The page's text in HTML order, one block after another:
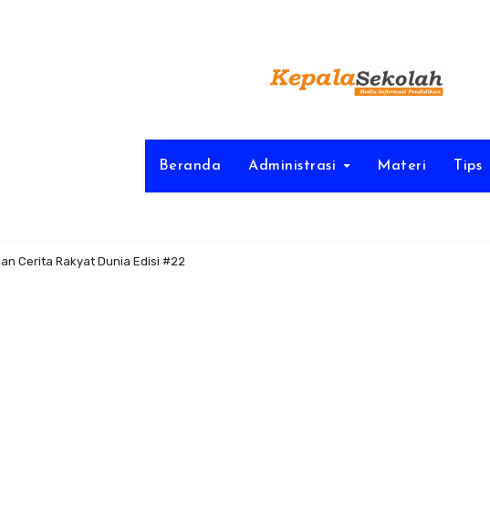
Beranda Administrasi Materi Tips
Cerita Rakyat Dunia Edisi #22